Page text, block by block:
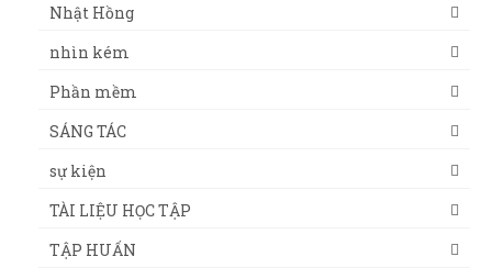
Nhật Hồng
nhìn kém
Phần mềm
SÁNG TÁC
sự kiện
TÀI LIỆU HỌC TẬP
TẬP HUẤN